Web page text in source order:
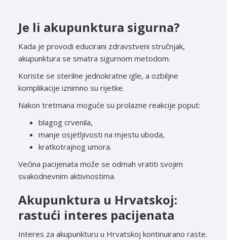
Je li akupunktura sigurna?
Kada je provodi educirani zdravstveni stručnjak,
akupunktura se smatra sigurnom metodom.
Koriste se sterilne jednokratne igle, a ozbiljne
komplikacije iznimno su rijetke.
Nakon tretmana moguće su prolazne reakcije poput:
blagog crvenila,
manje osjetljivosti na mjestu uboda,
kratkotrajnog umora.
Većina pacijenata može se odmah vratiti svojim
svakodnevnim aktivnostima.
Akupunktura u Hrvatskoj:
rastući interes pacijenata
Interes za akupunkturu u Hrvatskoj kontinuirano raste.